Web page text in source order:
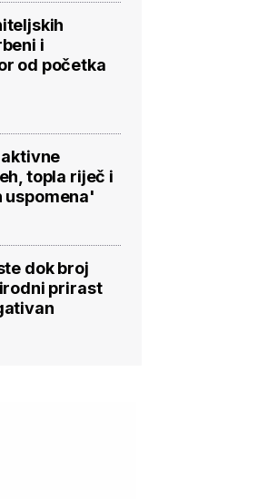
i
od početka
topla riječ i
uspomena'
dok broj
prirast